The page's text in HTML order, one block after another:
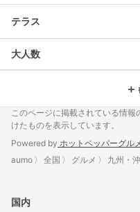
テラス
大人数
＋
このページに掲載されている情
けたものを表示しています。
Powered by ホットペッパーグル
aumo
全国 グルメ 九州・
国内